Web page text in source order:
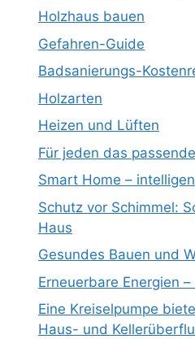
Holzhaus bauen
Gefahren-Guide
Badsanierungs-
Holzarten
Heizen und Lüften
Für jeden das
Smart Home –
Schutz vor Schimmel:
Haus
Gesundes Bauen und
Erneuerbare Energien
Eine Kreiselpumpe
Haus- und